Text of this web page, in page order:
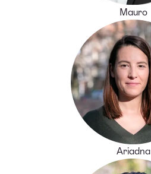
Mauro
Ariadna